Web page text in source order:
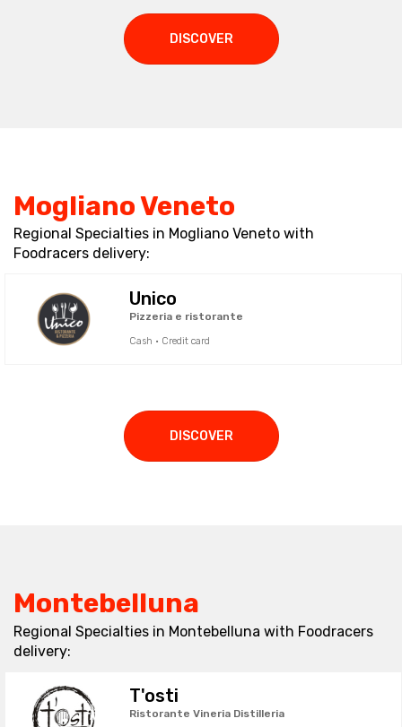
DISCOVER
Mogliano Veneto
Regional Specialties in Mogliano Veneto with
Foodracers delivery:
Unico
Pizzeria e ristorante
Cash · Credit card
DISCOVER
Montebelluna
Regional Specialties in Montebelluna with Foodracers
delivery:
T'osti
Ristorante Vineria Distilleria